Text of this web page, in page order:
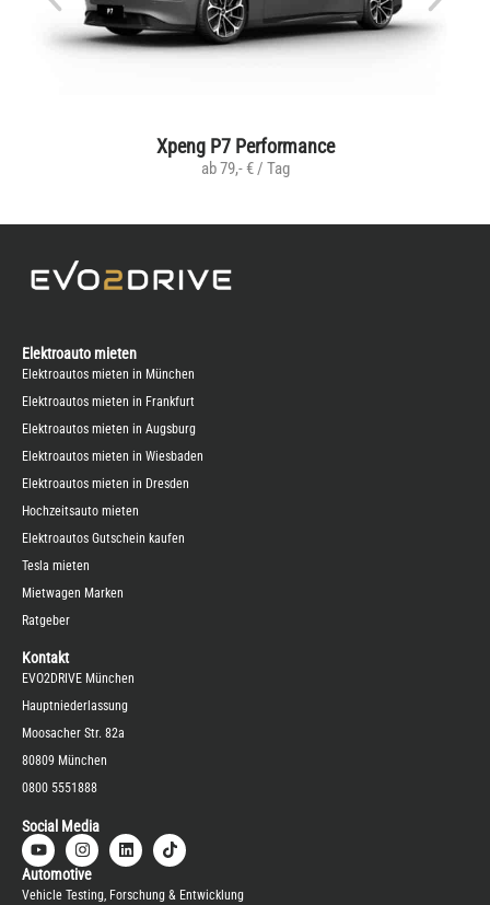
Xpeng P7 Performance
ab 79,- € / Tag
Elektroauto mieten
Elektroautos mieten in München
Elektroautos mieten in Frankfurt
Elektroautos mieten in Augsburg
Elektroautos mieten in Wiesbaden
Elektroautos mieten in Dresden
Hochzeitsauto mieten
Elektroautos Gutschein kaufen
Tesla mieten
Mietwagen Marken
Ratgeber
Kontakt
EVO2DRIVE München
Hauptniederlassung
Moosacher Str. 82a
80809 München
0800 5551888
Social Media
Automotive
Vehicle Testing, Forschung & Entwicklung